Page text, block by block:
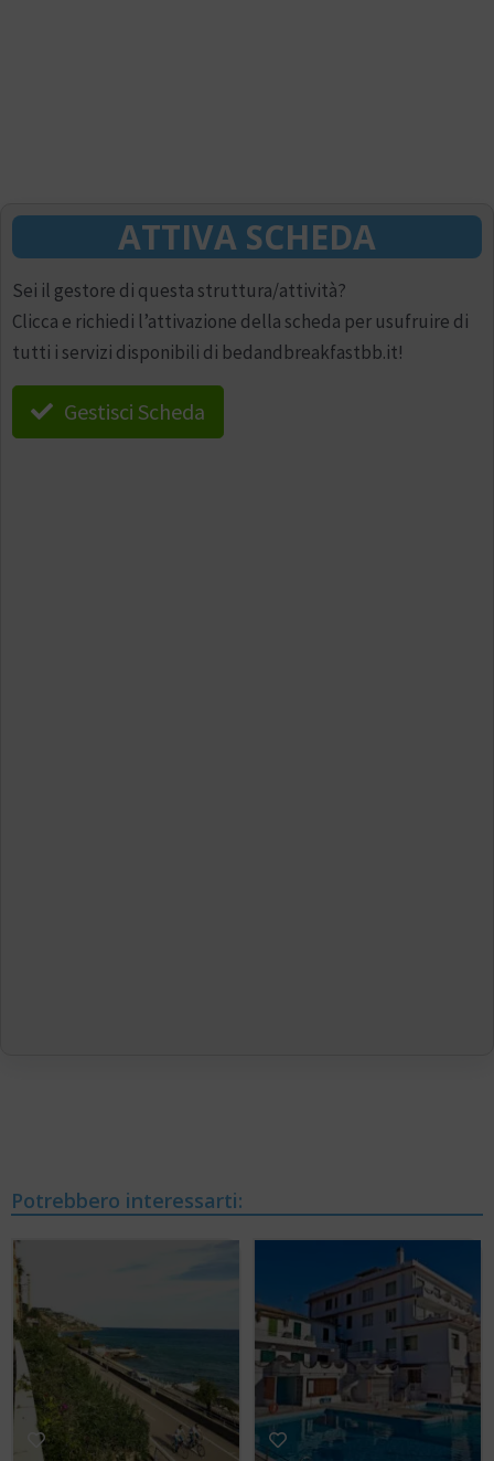
ATTIVA SCHEDA
Sei il gestore di questa struttura/attività?
Clicca e richiedi l’attivazione della scheda per usufruire di
tutti i servizi disponibili di bedandbreakfastbb.it!
Gestisci Scheda
Potrebbero interessarti: